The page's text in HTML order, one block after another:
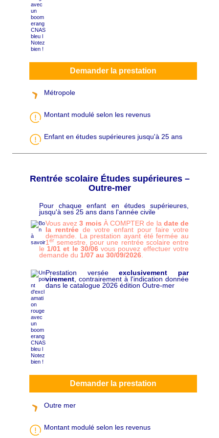
Demander la prestation
Métropole
Montant modulé selon les revenus
Enfant en études supérieures jusqu'à 25 ans
Rentrée scolaire Études supérieures –
Outre-mer
p
Pour chaque enfant en études supérieures,
jusqu'à ses 25 ans dans l'année civile
Vous avez3 mois À COMPTER de la date de
la rentréede votre enfant pour faire votre
demande. La prestation ayant été fermée au
1ersemestre, pour une rentrée scolaire entre
le 1/01 et le 30/06vous pouvez effectuer votre
demande du 1/07 au 30/09/2026.
Prestation verséeexclusivement par
virement, contrairement à l'indication donnée
dans le catalogue 2026 édition Outre-mer
Demander la prestation
Outre mer
Montant modulé selon les revenus